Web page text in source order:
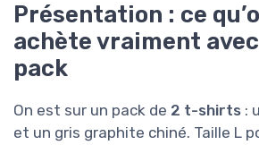
Présentation : ce
achète vraiment
pack
On est sur un pack de 2 t-shirts :
et un gris graphite chiné. Taille L